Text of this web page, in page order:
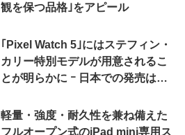
観を保つ品格｣をアピール
｢Pixel Watch 5｣にはステフィン・
カリー特別モデルが用意されるこ
とが明らかに ｰ 日本での発売は期
軽量・強度・耐久性を兼ね備えた
フルオープン式のiPad mini専用ス